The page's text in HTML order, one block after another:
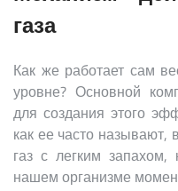
газа
Как же работает сам
уровне? Основной
для создания этого
как ее часто называют,
газ с легким
нашем организме